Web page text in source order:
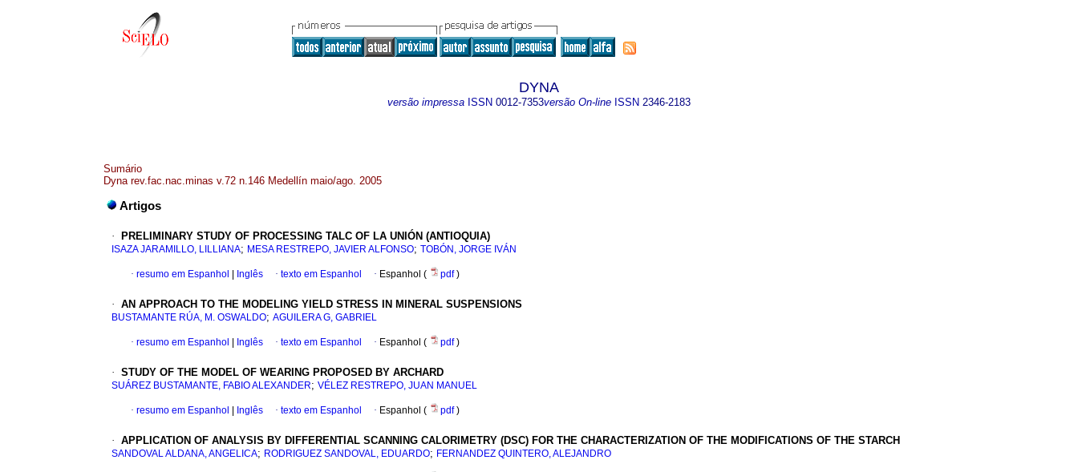
DYNA
versão impressa ISSN 0012-7353versão On-line ISSN 2346-2183
Sumário
Dyna rev.fac.nac.minas v.72 n.146 Medellín maio/ago. 2005
Artigos
· PRELIMINARY STUDY OF PROCESSING TALC OF LA UNIÓN (ANTIOQUIA)
ISAZA JARAMILLO, LILLIANA; MESA RESTREPO, JAVIER ALFONSO; TOBÓN, JORGE IVÁN
· resumo em Espanhol Inglês · texto em Espanhol · Espanhol ( pdf)
· AN APPROACH TO THE MODELING YIELD STRESS IN MINERAL SUSPENSIONS
BUSTAMANTE RÚA, M. OSWALDO; AGUILERA G, GABRIEL
· resumo em Espanhol Inglês · texto em Espanhol · Espanhol ( pdf)
· STUDY OF THE MODEL OF WEARING PROPOSED BY ARCHARD
SUÁREZ BUSTAMANTE, FABIO ALEXANDER; VÉLEZ RESTREPO, JUAN MANUEL
· resumo em Espanhol Inglês · texto em Espanhol · Espanhol ( pdf)
· APPLICATION OF ANALYSIS BY DIFFERENTIAL SCANNING CALORIMETRY (DSC) FOR THE CHARACTERIZATION OF THE MODIFICATIONS OF THE STARCH
SANDOVAL ALDANA, ANGELICA; RODRIGUEZ SANDOVAL, EDUARDO; FERNANDEZ QUINTERO, ALEJANDRO